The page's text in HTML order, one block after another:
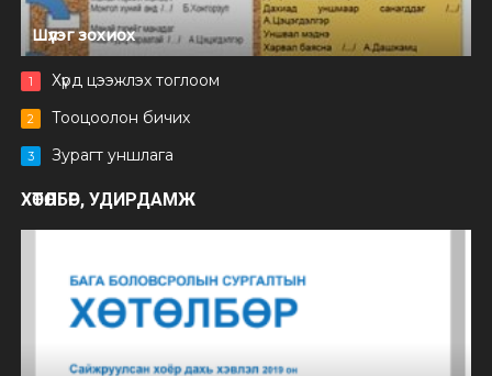
Шүлэг зохиох
1 Хүрд цээжлэх тоглоом
2 Тооцоолон бичих
3 Зурагт уншлага
ХӨТӨЛБӨР, УДИРДАМЖ